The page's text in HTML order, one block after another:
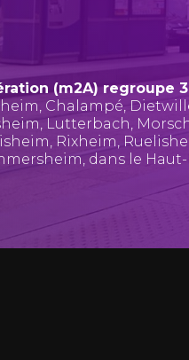
(m2A) regroupe
, Chalampé,
, Lutterbach,
, Rixheim,
, dans le